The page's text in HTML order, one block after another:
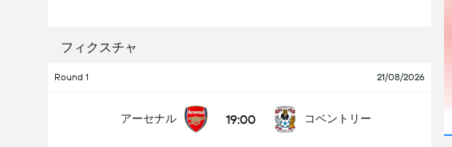
フィクスチャ
Round 1 21/08/2026
アーセナル 19:00 コベントリー